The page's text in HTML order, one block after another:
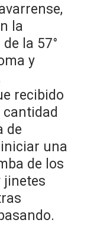
la
la 57°
y
recibido
de
una
de los
jinetes